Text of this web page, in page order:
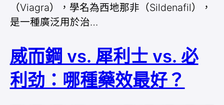
（Viagra），學名為西地那非（Sildenafil），
是一種廣泛用於治…
威而鋼 vs. 犀利士 vs. 必
利劲：哪種藥效最好？